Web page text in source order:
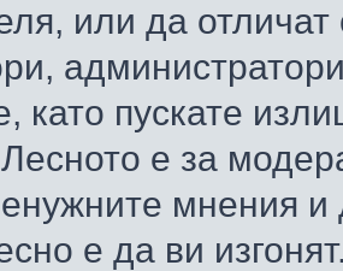
или да
като пускате
е за
мнения
е да ви